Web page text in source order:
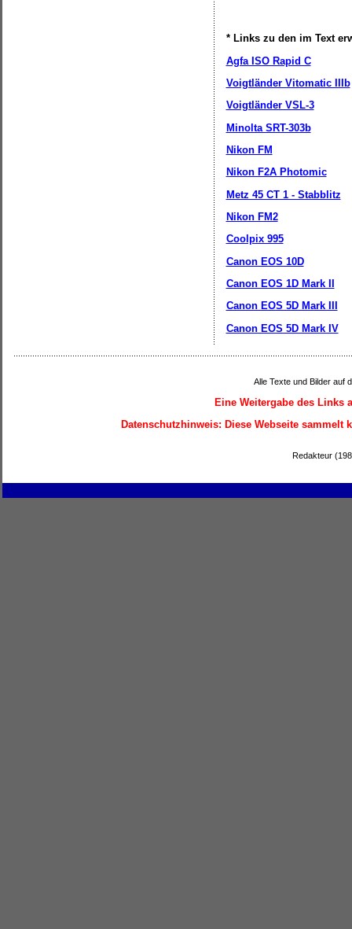
* Links zu den im Text
Agfa ISO Rapid C
Voigtländer Vitomatic IIIb
Voigtländer VSL-3
Minolta SRT-303b
Nikon FM
Nikon F2A Photomic
Metz 45 CT 1 - Stabblitz
Nikon FM2
Coolpix 995
Canon EOS 10D
Canon EOS 1D Mark II
Canon EOS 5D Mark III
Canon EOS 5D Mark IV
Alle Texte und Bilder auf
Eine Weitergabe des Links
Datenschutzhinweis: Diese Webseite sammelt
Redakteur